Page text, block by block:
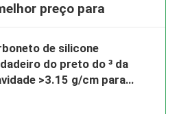
preço para
de silicone
do preto do ³ da
>3.15 g/cm para